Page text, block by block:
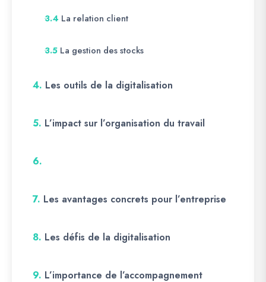
3.4 La relation client
3.5 La gestion des stocks
4. Les outils de la digitalisation
5. L’impact sur l’organisation du travail
6.
7. Les avantages concrets pour l’entreprise
8. Les défis de la digitalisation
9. L’importance de l’accompagnement